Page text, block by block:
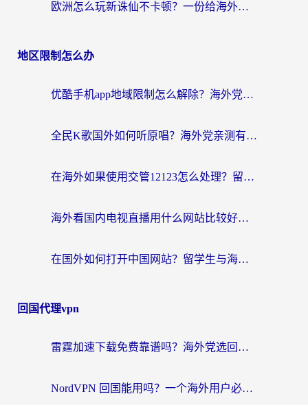
欧洲怎么玩新诛仙不卡顿？一份给海外游子的国服游戏畅玩指南
地区限制怎么办
优酷手机app地域限制怎么解除？海外党亲测有效的追剧方案
全民K歌国外如何听原唱？海外党亲测有效的回国加速器选择指南
在海外如果使用交管12123怎么处理？留学生亲测有效的回国加速方案
海外看国内电视直播用什么网站比较好？一篇解决你所有追剧难题的实用指南
在国外如何打开中国网站？留学生与海外华人的无缝访问指南
回国代理vpn
雷霆加速下载免费靠谱吗？海外党选回国加速器的避坑指南（附热门工具对比）
NordVPN 回国能用吗？一个海外用户必须面对的真实困境